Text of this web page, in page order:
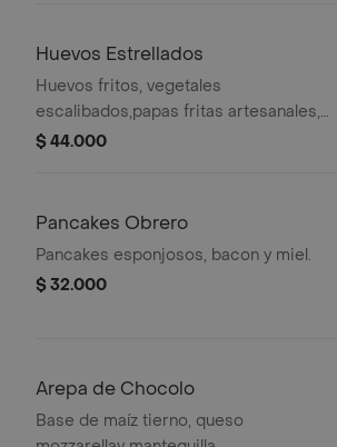
Huevos Estrellados
Huevos fritos, vegetales
escalibados,papas fritas artesanales,
alioli y salchicha suiza
$ 44.000
Pancakes Obrero
Pancakes esponjosos, bacon y miel.
$ 32.000
Arepa de Chocolo
Base de maíz tierno, queso